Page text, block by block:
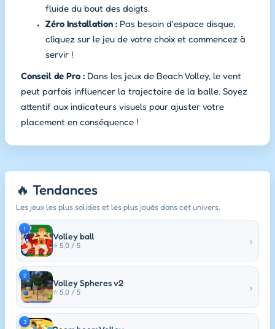
fluide du bout des doigts.
Zéro Installation : Pas besoin d'espace disque,
cliquez sur le jeu de votre choix et commencez à
servir !
Conseil de Pro : Dans les jeux de Beach Volley, le vent
peut parfois influencer la trajectoire de la balle. Soyez
attentif aux indicateurs visuels pour ajuster votre
placement en conséquence !
🔥 Tendances
Les jeux les plus solides et les plus joués dans cet univers.
1
Volley ball
⭐ 5,0 / 5 ›
2
Volley Spheres v2
⭐ 5,0 / 5 ›
3